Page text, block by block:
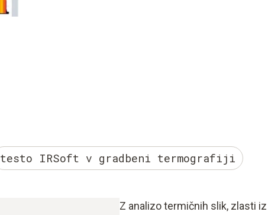
testo IRSoft v gradbeni termografiji
Z analizo termičnih slik, zlasti iz